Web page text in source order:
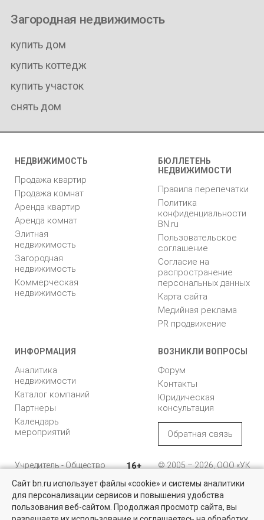
Найти квартиру - это просто!
Выбирайте среди 14 тысяч проверенных вариантов на вторичом
Загородная недвижимость
купить дом
купить коттедж
купить участок
снять дом
НЕДВИЖИМОСТЬ
Продажа квартир
Продажа комнат
Аренда квартир
Аренда комнат
Элитная
недвижимость
Загородная
недвижимость
Коммерческая
недвижимость
БЮЛЛЕТЕНЬ
НЕДВИЖИМОСТИ
Правила перепечатки
Политика
конфиденциальности
BN.ru
Пользовательское
соглашение
Согласие на
распространение
персональных данных
Карта сайта
Медийная реклама
PR продвижение
ИНФОРМАЦИЯ
Аналитика
недвижимости
Каталог компаний
Партнеры
Календарь
мероприятий
ВОЗНИКЛИ ВОПРОСЫ
Форум
Контакты
Юридическая
консультация
Обратная связь
Учредитель - Общество
ответственностью
"Управляющая
компания "Бюллетень
недвижимости"
16+
© 2005 – 2026, ООО «УК
196105, Санкт-
Петербург, пр. Юрия
Гагарина, 1
Сайт bn.ru использует файлы «cookie» и системы аналитики
для персонализации сервисов и повышения удобства
пользования веб-сайтом. Продолжая просмотр сайта, вы